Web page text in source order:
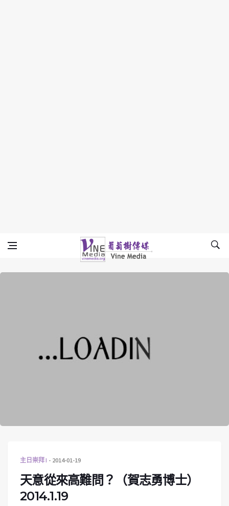
Vine Media
葡萄樹傳媒
主日崇拜 I 2014-01-19
天意從來高難問？（賀志勇博士）
2014.1.19